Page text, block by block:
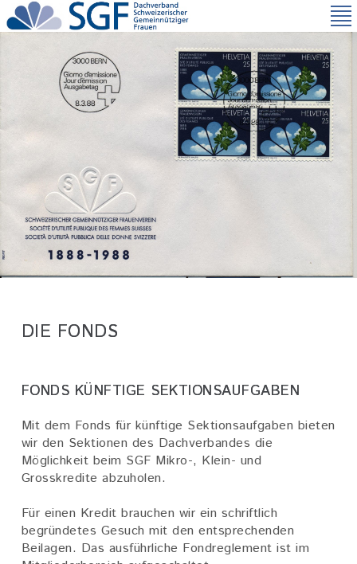
Direkt
zum
DIE FONDS
FONDS KÜNFTIGE SEKTIONSAUFGABEN
Mit dem Fonds für künftige Sektionsaufgaben bieten
wir den Sektionen des Dachverbandes die
Möglichkeit beim SGF Mikro-, Klein- und
Grosskredite abzuholen.
Für einen Kredit brauchen wir ein schriftlich
begründetes Gesuch mit den entsprechenden
Beilagen. Das ausführliche Fondreglement ist im